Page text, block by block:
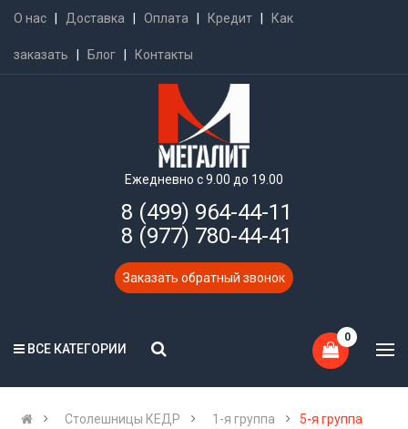
О нас Доставка Оплата Кредит Как
заказать Блог Контакты
Ежедневно с 9.00 до 19.00
8 (499) 964-44-11
8 (977) 780-44-41
Заказать обратный звонок
ВСЕ КАТЕГОРИИ
0
Столешницы КЕДР 1-я группа 5-я группа